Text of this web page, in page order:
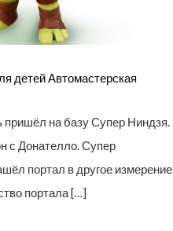
детей Автомастерская
на базу Супер Ниндзя.
с Донателло. Супер
портал в другое измерение
портала […]